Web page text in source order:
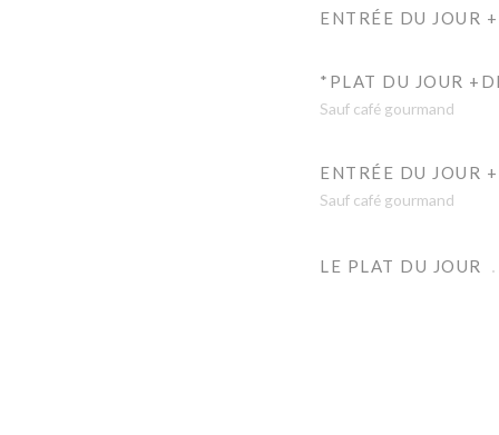
ENTRÉE DU JOUR
*PLAT DU JOUR
Sauf café gourmand
ENTRÉE DU JOUR
Sauf café gourmand
LE PLAT DU JOUR